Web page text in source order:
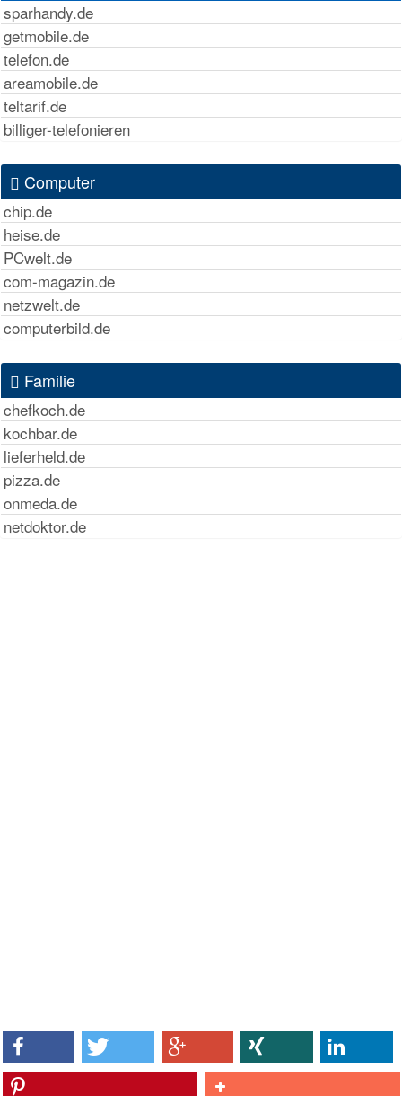
sparhandy.de
getmobile.de
telefon.de
areamobile.de
teltarif.de
billiger-telefonieren
Computer
chip.de
heise.de
PCwelt.de
com-magazin.de
netzwelt.de
computerbild.de
Familie
chefkoch.de
kochbar.de
lieferheld.de
pizza.de
onmeda.de
netdoktor.de